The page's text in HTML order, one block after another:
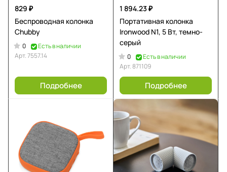
829 ₽
Беспроводная колонка
Chubby
0
Есть в наличии
Арт.7557.14
Подробнее
1 894.23 ₽
Портативная колонка
Ironwood N1, 5 Вт, темно-
серый
0
Есть в наличии
Арт.871109
Подробнее